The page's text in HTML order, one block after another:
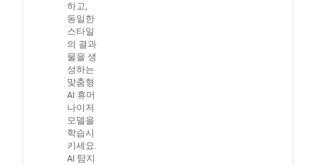
하고,
동일한
스타일
의 결과
물을 생
성하는
맞춤형
AI 휴머
나이저
모델을
학습시
키세요.
AI 탐지